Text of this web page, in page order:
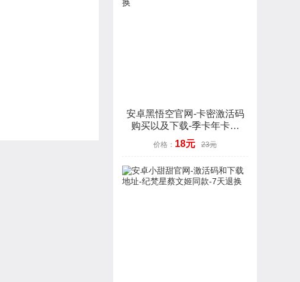
安卓黑悟空官网-卡密激活码
购买以及下载-季卡年卡授
权-7天退换
价格： 18元 23元